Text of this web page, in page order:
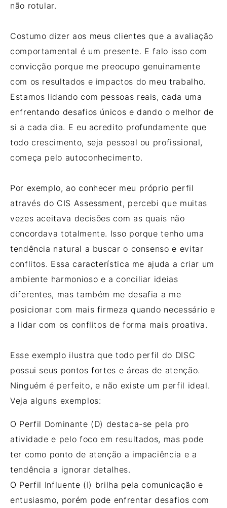
não rotular.
Costumo dizer aos meus clientes que a avaliação
comportamental é um presente. E falo isso com
convicção porque me preocupo genuinamente
com os resultados e impactos do meu trabalho.
Estamos lidando com pessoas reais, cada uma
enfrentando desafios únicos e dando o melhor de
si a cada dia. E eu acredito profundamente que
todo crescimento, seja pessoal ou profissional,
começa pelo autoconhecimento.
Por exemplo, ao conhecer meu próprio perfil
através do CIS Assessment, percebi que muitas
vezes aceitava decisões com as quais não
concordava totalmente. Isso porque tenho uma
tendência natural a buscar o consenso e evitar
conflitos. Essa característica me ajuda a criar um
ambiente harmonioso e a conciliar ideias
diferentes, mas também me desafia a me
posicionar com mais firmeza quando necessário e
a lidar com os conflitos de forma mais proativa.
Esse exemplo ilustra que todo perfil do DISC
possui seus pontos fortes e áreas de atenção.
Ninguém é perfeito, e não existe um perfil ideal.
Veja alguns exemplos:
O Perfil Dominante (D) destaca-se pela pro
atividade e pelo foco em resultados, mas pode
ter como ponto de atenção a impaciência e a
tendência a ignorar detalhes.
O Perfil Influente (I) brilha pela comunicação e
entusiasmo, porém pode enfrentar desafios com